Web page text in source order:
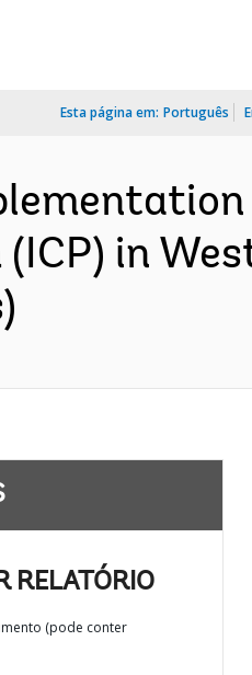
Esta página em: Português
in
RELATÓRIO
(pode conter